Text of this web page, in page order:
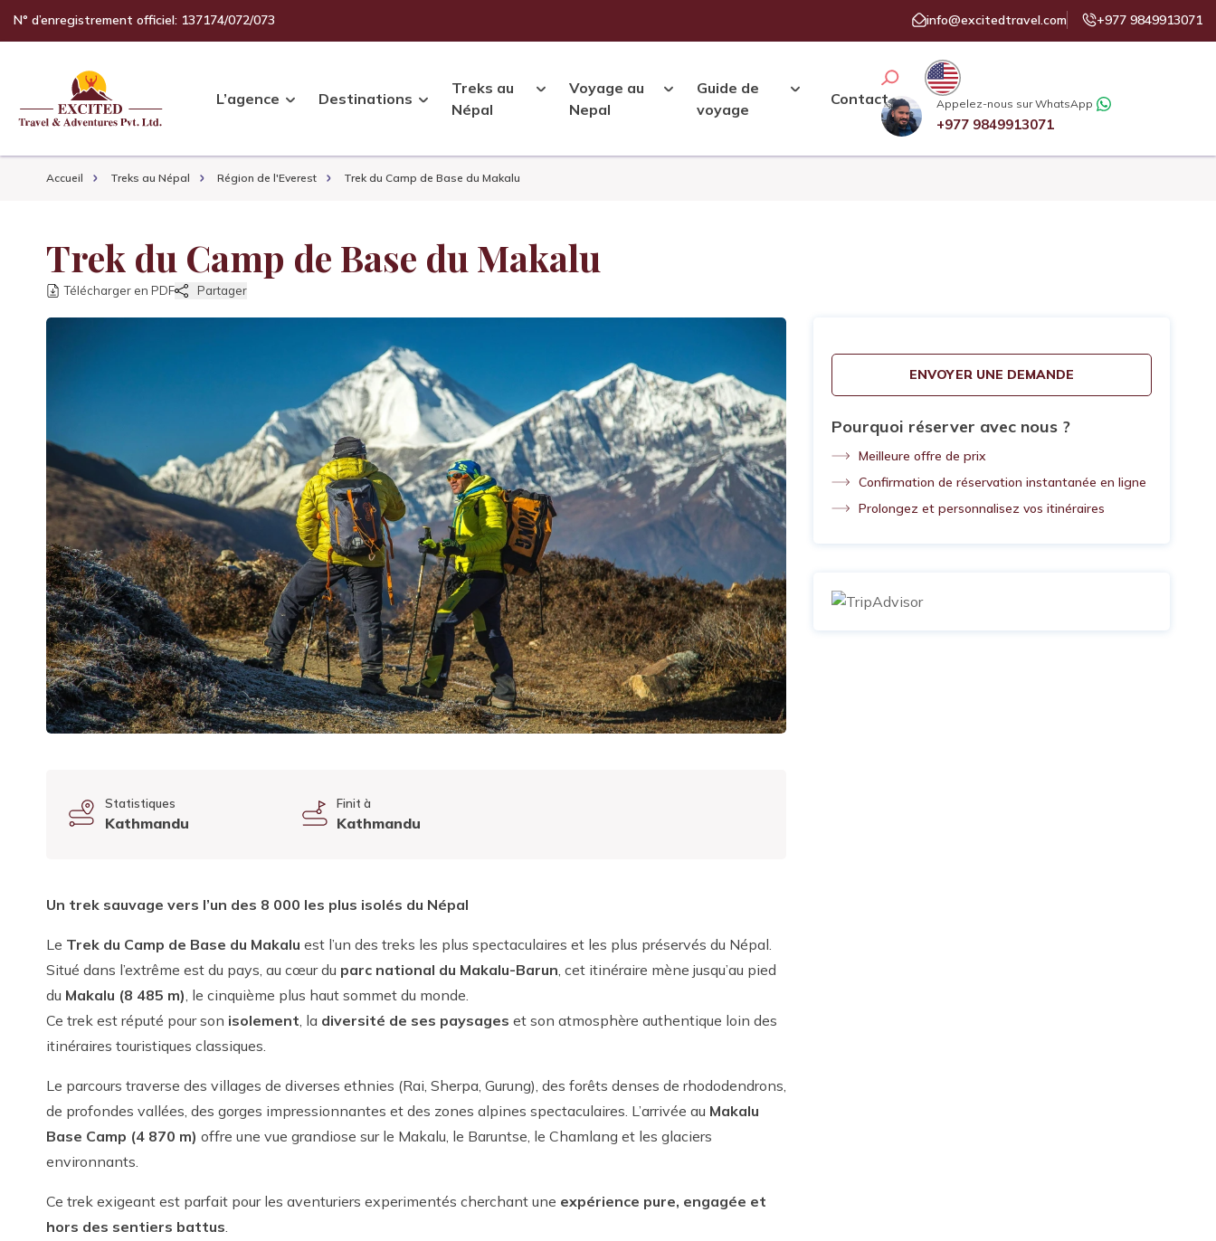
N° d’enregistrement officiel: 137174/072/073 info@excitedtravel.com +977 9849913071
L’agence Destinations
Treks au
Népal
Voyage au
Nepal
Guide de
voyage
Contact Appelez-nous sur WhatsApp
+977 9849913071
Accueil Treks au Népal Région de l'Everest Trek du Camp de Base du Makalu
Trek du Camp de Base du Makalu
Télécharger en PDF Partager
Statistiques
Kathmandu
Finit à
Kathmandu
Un trek sauvage vers l’un des 8 000 les plus isolés du Népal
Le Trek du Camp de Base du Makalu est l’un des treks les plus spectaculaires et les plus préservés du Népal.
Situé dans l’extrême est du pays, au cœur du parc national du Makalu-Barun, cet itinéraire mène jusqu’au pied
du Makalu (8 485 m), le cinquième plus haut sommet du monde.
Ce trek est réputé pour son isolement, la diversité de ses paysages et son atmosphère authentique loin des
itinéraires touristiques classiques.
Le parcours traverse des villages de diverses ethnies (Rai, Sherpa, Gurung), des forêts denses de rhododendrons,
de profondes vallées, des gorges impressionnantes et des zones alpines spectaculaires. L’arrivée au Makalu
Base Camp (4 870 m) offre une vue grandiose sur le Makalu, le Baruntse, le Chamlang et les glaciers
environnants.
Ce trek exigeant est parfait pour les aventuriers experimentés cherchant une expérience pure, engagée et
hors des sentiers battus.
ENVOYER UNE DEMANDE
Pourquoi réserver avec nous ?
Meilleure offre de prix
Confirmation de réservation instantanée en ligne
Prolongez et personnalisez vos itinéraires